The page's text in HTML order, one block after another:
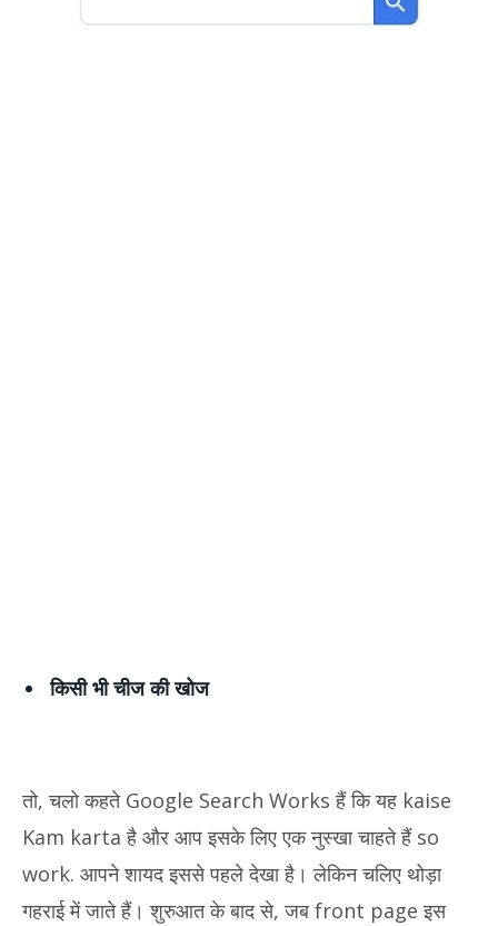
किसी भी चीज की खोज
तो, चलो कहते Google Search Works हैं कि यह kaise
Kam karta है और आप इसके लिए एक नुस्खा चाहते हैं so
work. आपने शायद इससे पहले देखा है। लेकिन चलिए थोड़ा
गहराई में जाते हैं। शुरुआत के बाद से, जब front page इस